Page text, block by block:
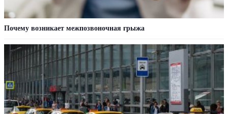
Почему возникает межпозвоночная грыжа